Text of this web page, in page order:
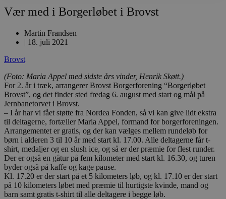
Vær med i Borgerløbet i Brovst
Martin Frandsen
| 18. juli 2021
Brovst
(Foto: Maria Appel med sidste års vinder, Henrik Skøtt.)
For 2. år i træk, arrangerer Brovst Borgerforening “Borgerløbet
Brovst”, og det finder sted fredag 6. august med start og mål på
Jernbanetorvet i Brovst.
– I år har vi fået støtte fra Nordea Fonden, så vi kan give lidt ekstra
til deltagerne, fortæller Maria Appel, formand for borgerforeningen.
Arrangementet er gratis, og der kan vælges mellem rundeløb for
børn i alderen 3 til 10 år med start kl. 17.00. Alle deltagerne får t-
shirt, medaljer og en slush ice, og så er der præmie for flest runder.
Der er også en gåtur på fem kilometer med start kl. 16.30, og turen
byder også på kaffe og kage pause.
Kl. 17.20 er der start på et 5 kilometers løb, og kl. 17.10 er der start
på 10 kilometers løbet med præmie til hurtigste kvinde, mand og
barn samt gratis t-shirt til alle deltagere i begge løb.